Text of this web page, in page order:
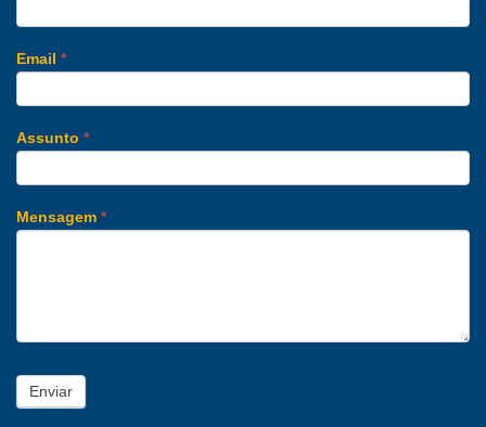
Email *
Assunto *
Mensagem *
Enviar